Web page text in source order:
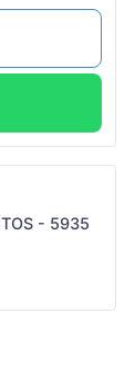
- 5935